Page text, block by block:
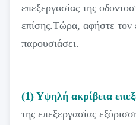
επεξεργασίας της
επίσης.Τώρα, αφήστε τον
παρουσιάσει.
(1) Υψηλή ακρίβεια
της επεξεργασίας